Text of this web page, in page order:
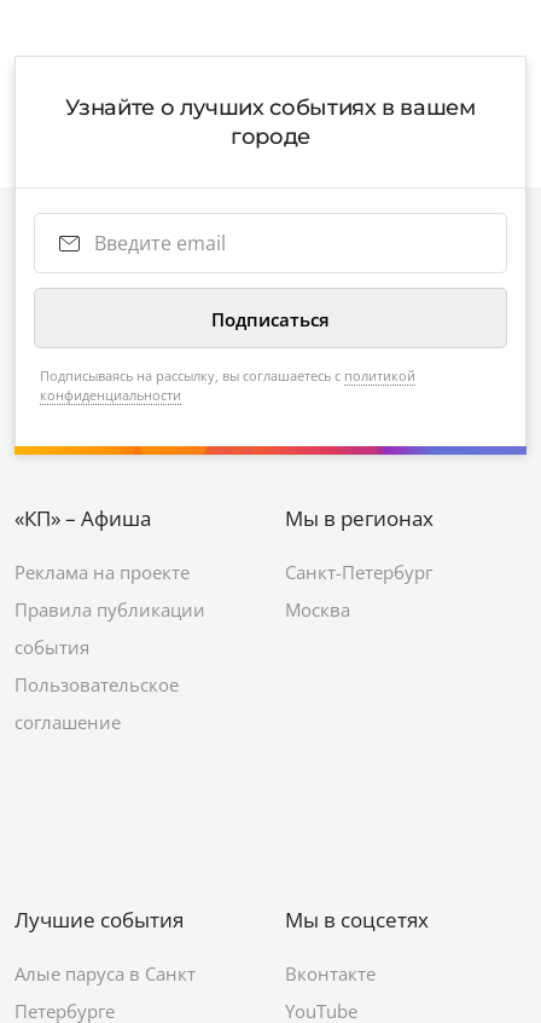
Узнайте о лучших событиях в вашем
городе
Подписываясь на рассылку, вы соглашаетесь с политикой
конфиденциальности
«КП» – Афиша
Реклама на проекте
Правила публикации
события
Пользовательское
соглашение
Мы в регионах
Санкт-Петербург
Москва
Лучшие события
Алые паруса в Санкт
Петербурге
Мы в соцсетях
Вконтакте
YouTube